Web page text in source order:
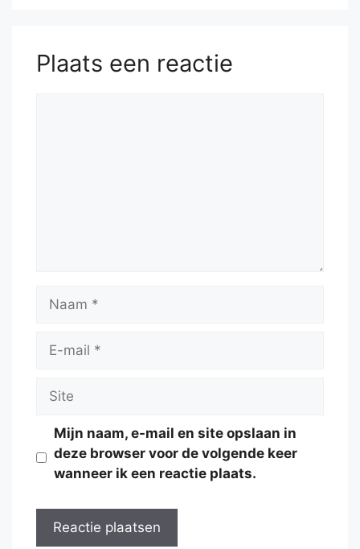
Plaats een reactie
Naam
Site
Mijn naam, e-mail en site opslaan in
deze browser voor de volgende keer
wanneer ik een reactie plaats.